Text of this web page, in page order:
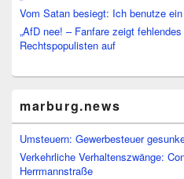
Vom Satan besiegt: Ich benutze
„AfD nee! – Fanfare zeigt
Rechtspopulisten auf
marburg.news
Umsteuern: Gewerbesteuer
Verkehrliche Verhaltenszwänge:
Herrmannstraße